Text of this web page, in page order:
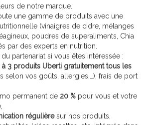
de notre marque.
une gamme de produits avec une
(vinaigres de cidre, mélanges
poudres de superaliments, Chia
par des experts en nutrition.
partenariat si vous êtes intéressée :
à 3 produits Uberti gratuitement tous les
selon vos goûts, allergies,…), frais de port
permanent de 20 % pour vous et votre
régulièresur nos produits,